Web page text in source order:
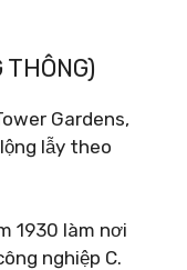
Gardens,
lẫy theo
1930 làm nơi
nghiệp C.